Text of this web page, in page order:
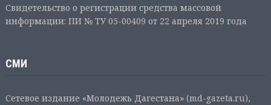
Свидетельство о регистрации средства массовой
информации: ПИ № ТУ 05-00409 от 22 апреля 2019 года
СМИ
Сетевое издание «Молодежь Дагестана» (md-gazeta.ru),